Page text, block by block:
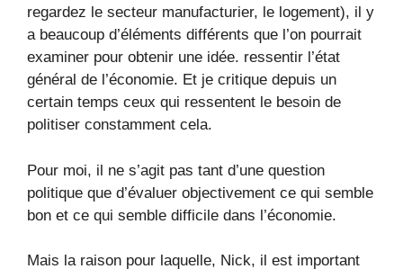
regardez le secteur manufacturier, le logement), il y
a beaucoup d’éléments différents que l’on pourrait
examiner pour obtenir une idée. ressentir l’état
général de l’économie. Et je critique depuis un
certain temps ceux qui ressentent le besoin de
politiser constamment cela.
Pour moi, il ne s’agit pas tant d’une question
politique que d’évaluer objectivement ce qui semble
bon et ce qui semble difficile dans l’économie.
Mais la raison pour laquelle, Nick, il est important